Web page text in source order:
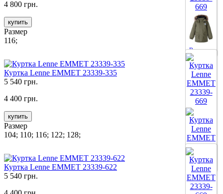
Все цвета
4 800 грн.
купить
Размер
116;
Все цвета
Куртка Lenne EMMET 23339-335
5 540 грн.
4 400 грн.
купить
Размер
104; 110; 116; 122; 128;
Куртка Lenne EMMET 23339-622
5 540 грн.